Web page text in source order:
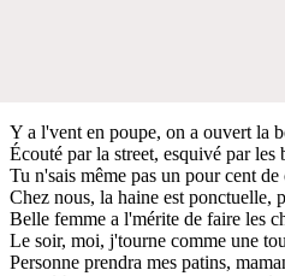
Y a l'vent en poupe, on a ouvert la
Écouté par la street, esquivé par les
Tu n'sais même pas un pour cent
Chez nous, la haine est ponctuelle,
Belle femme a l'mérite de faire les
Le soir, moi, j'tourne comme une
Personne prendra mes patins,